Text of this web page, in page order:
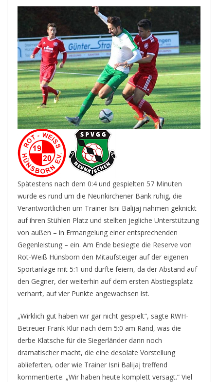
Spätestens nach dem 0:4 und gespielten 57 Minuten
wurde es rund um die Neunkirchener Bank ruhig, die
Verantwortlichen um Trainer Isni Balijaj nahmen geknickt
auf ihren Stühlen Platz und stellten jegliche Unterstützung
von außen – in Ermangelung einer entsprechenden
Gegenleistung – ein. Am Ende besiegte die Reserve von
Rot-Weiß Hünsborn den Mitaufsteiger auf der eigenen
Sportanlage mit 5:1 und durfte feiern, da der Abstand auf
den Gegner, der weiterhin auf dem ersten Abstiegsplatz
verharrt, auf vier Punkte angewachsen ist.
„Wirklich gut haben wir gar nicht gespielt“, sagte RWH-
Betreuer Frank Klur nach dem 5:0 am Rand, was die
derbe Klatsche für die Siegerländer dann noch
dramatischer macht, die eine desolate Vorstellung
ablieferten, oder wie Trainer Isni Balijaj treffend
kommentierte: „Wir haben heute komplett versagt.“ Viel